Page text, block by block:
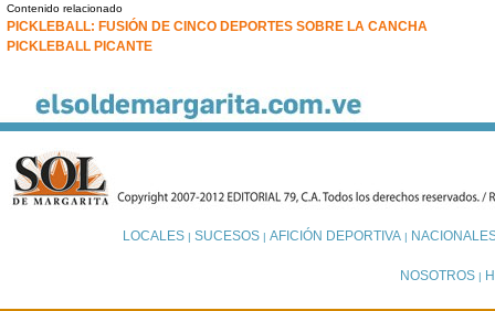
Contenido relacionado
PICKLEBALL: FUSIÓN DE CINCO DEPORTES SOBRE LA CANCHA
PICKLEBALL PICANTE
LOCALES| SUCESOS| AFICIÓN DEPORTIVA|
NOSOTROS |